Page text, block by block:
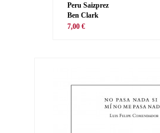
Peru Saizprez
Ben Clark
7,00 €